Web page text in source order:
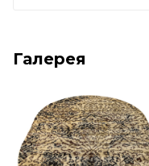
Галерея